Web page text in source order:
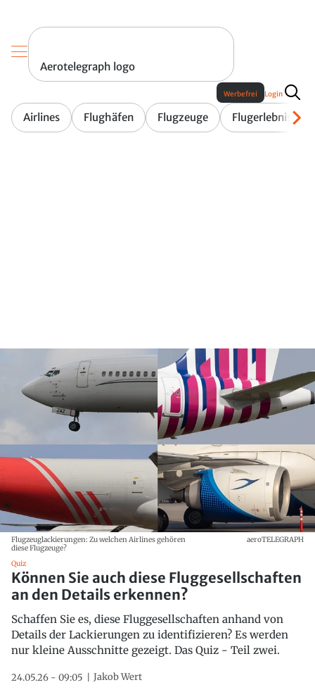
Aerotelegraph logo
Airlines Flughäfen Flugzeuge Flugerlebnis
Werbefrei Login
Flugzeuglackierungen: Zu welchen Airlines gehören
diese Flugzeuge?
aeroTELEGRAPH
Quiz
Können Sie auch diese Fluggesellschaften
an den Details erkennen?
Schaffen Sie es, diese Fluggesellschaften anhand von
Details der Lackierungen zu identifizieren? Es werden
nur kleine Ausschnitte gezeigt. Das Quiz - Teil zwei.
24.05.26 - 09:05 Jakob Wert